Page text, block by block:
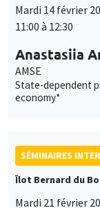
Mardi 14 février
11:00 à 12:30
Anastasiia
AMSE
State-dependent
economy*
SÉMINAIRES
Îlot Bernard du
Mardi 21 février